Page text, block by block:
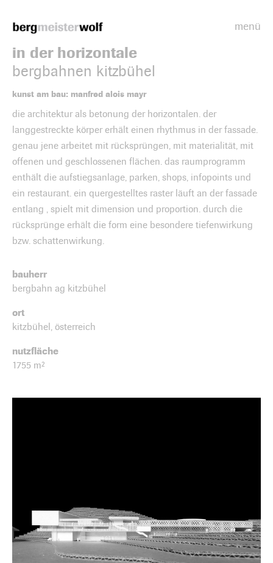
menü
in der horizontale
bergbahnen kitzbühel
kunst am bau: manfred alois mayr
die architektur als betonung der horizontalen. der
langgestreckte körper erhält einen rhythmus in der fassade.
genau jene arbeitet mit rücksprüngen, mit materialität, mit
offenen und geschlossenen flächen. das raumprogramm
enthält die aufstiegsanlage, parken, shops, infopoints und
ein restaurant. ein quergestelltes raster läuft an der fassade
entlang , spielt mit dimension und proportion. durch die
rücksprünge erhält die form eine besondere tiefenwirkung
bzw. schattenwirkung.
bauherr
bergbahn ag kitzbühel
ort
kitzbühel, österreich
nutzfläche
1755 m²